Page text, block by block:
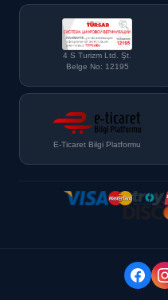
4 S Turizm Ltd. Şt.
Belge No: 12195
E-Ticaret Bilgi Platformu